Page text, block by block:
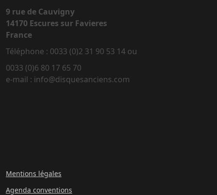
9 rue de Cauvigny
14170 Escures sur Favieres
France
Téléphone : 0033 (0)2 31 90 53 14 ou
0033 (0)6 80 17 65 70
e-mail : info@disquesanciens.com
Mentions légales
Agenda conventions